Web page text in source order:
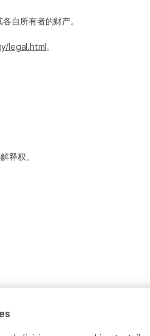
自所有者的财产。
legal.html。
释权。